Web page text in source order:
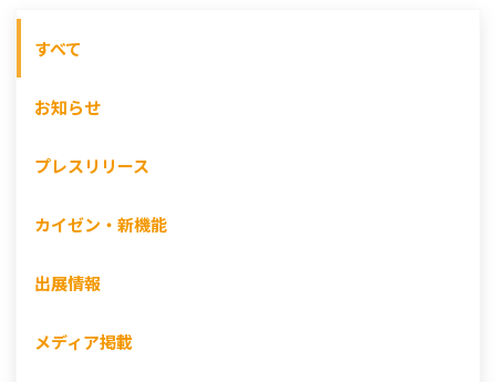
すべて
お知らせ
プレスリリース
カイゼン・新機能
出展情報
メディア掲載